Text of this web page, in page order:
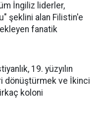
İngiliz liderler,
şeklini alan Filistin'e
fanatik
19. yüzyılın
dönüştürmek ve İkinci
koloni